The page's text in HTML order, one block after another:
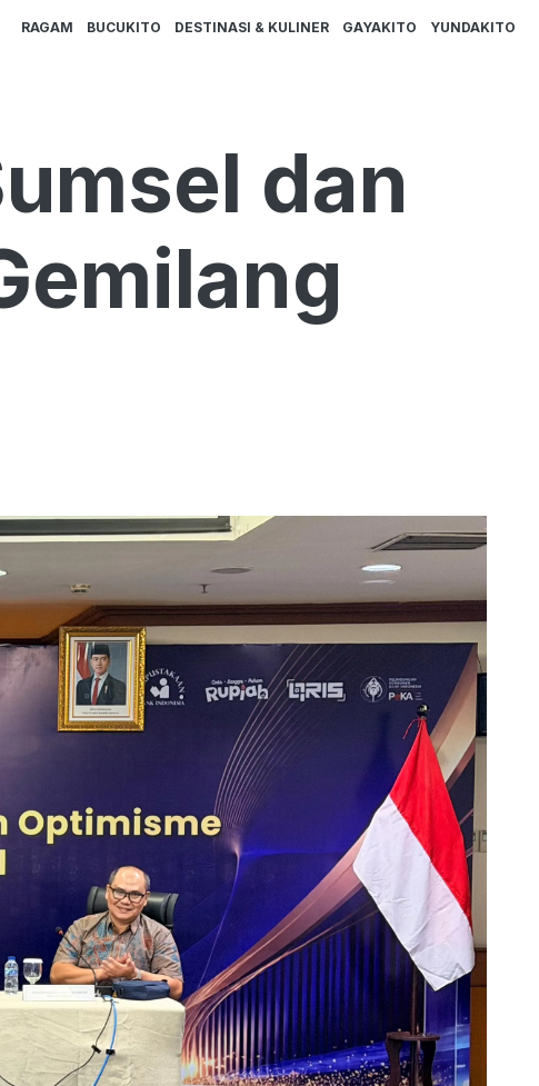
RAGAM BUCUKITO DESTINASI & KULINER GAYAKITO YUNDAKITO
dan